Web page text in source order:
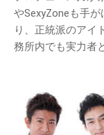
やSexyZoneも手
り、正統派のアイ
務所内でも実力者